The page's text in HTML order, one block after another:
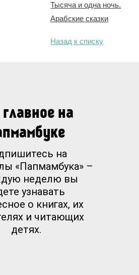
Тысяча и одна ночь.
Арабские сказки
Назад к списку
главное на
на
«Папмамбука» –
неделю вы
узнавать
о книгах, их
и читающих
детях.